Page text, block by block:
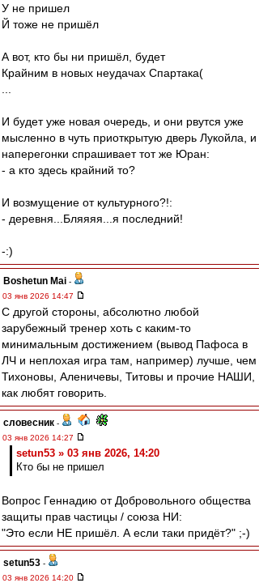
У не пришел
Й тоже не пришёл
А вот, кто бы ни пришёл, будет
Крайним в новых неудачах Спартака(
И будет уже новая очередь, и они рвутся уже
мысленно в чуть приоткрытую дверь Лукойла, и
наперегонки спрашивает тот же Юран:
- а кто здесь крайний то?
И возмущение от культурного?!:
- деревня...Бляяяя...я последний!
-:)
Boshetun Mai -
03 янв 2026 14:47
С другой стороны, абсолютно любой
зарубежный тренер хоть с каким-то
минимальным достижением (вывод Пафоса в
ЛЧ и неплохая игра там, например) лучше, чем
Тихоновы, Аленичевы, Титовы и прочие НАШИ,
как любят говорить.
словесник -
03 янв 2026 14:27
setun53 » 03 янв 2026, 14:20
Кто бы не пришел
Вопрос Геннадию от Добровольного общества
защиты прав частицы / союза НИ:
"Это если НЕ пришёл. А если таки придёт?" ;-)
setun53 -
03 янв 2026 14:20